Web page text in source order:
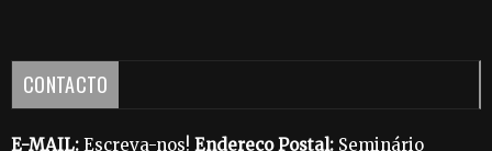
CONTACTO
E-MAIL: Escreva-nos! Endereço Postal: Seminário